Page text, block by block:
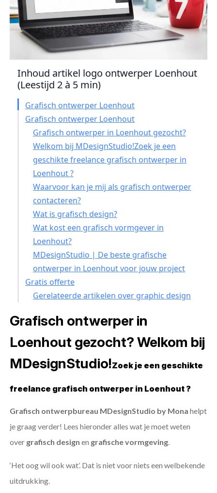
Inhoud artikel logo ontwerper Loenhout
(Leestijd 2 à 5 min)
Grafisch ontwerper Loenhout
Grafisch ontwerper Loenhout
Grafisch ontwerper in Loenhout gezocht?
Welkom bij MDesignStudio!Zoek je een
geschikte freelance grafisch ontwerper in
Loenhout ?
Waarvoor kan je mij als grafisch ontwerper
contacteren?
Wat is grafisch design?
Wat kost een grafisch vormgever in
Loenhout?
MDesignStudio | De beste grafische
ontwerper in Loenhout voor jouw project
Gratis offerte
Gerelateerde artikelen over graphic design
Grafisch ontwerper in
Loenhout gezocht? Welkom bij
MDesignStudio!Zoek je een geschikte
freelance grafisch ontwerper in Loenhout ?
Grafisch ontwerpbureau MDesignStudio by Mona helpt
je graag verder! Lees hieronder alles wat je moet weten
over grafisch design en grafische vormgeving
‘Het oog wil ook wat’. Dat is niet voor niets een welbekende
uitdrukking.